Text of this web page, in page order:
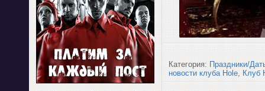
Категория: Праздники/
новости клуба Hole Клуб